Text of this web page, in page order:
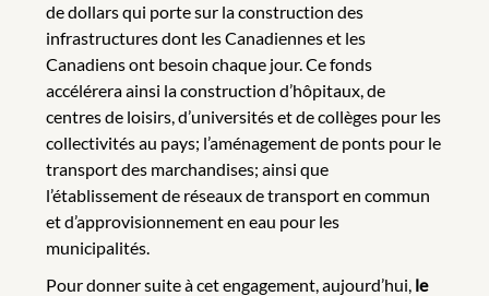
de dollars qui porte sur la construction des
infrastructures dont les Canadiennes et les
Canadiens ont besoin chaque jour. Ce fonds
accélérera ainsi la construction d’hôpitaux, de
centres de loisirs, d’universités et de collèges pour les
collectivités au pays; l’aménagement de ponts pour le
transport des marchandises; ainsi que
l’établissement de réseaux de transport en commun
et d’approvisionnement en eau pour les
municipalités.
Pour donner suite à cet engagement, aujourd’hui, le